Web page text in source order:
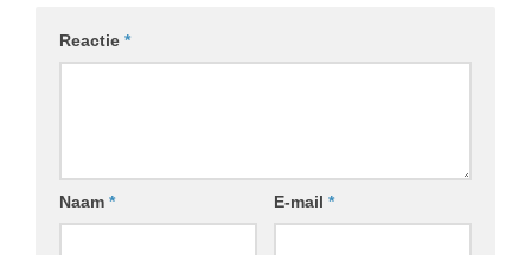
Reactie *
Naam * E-mail *